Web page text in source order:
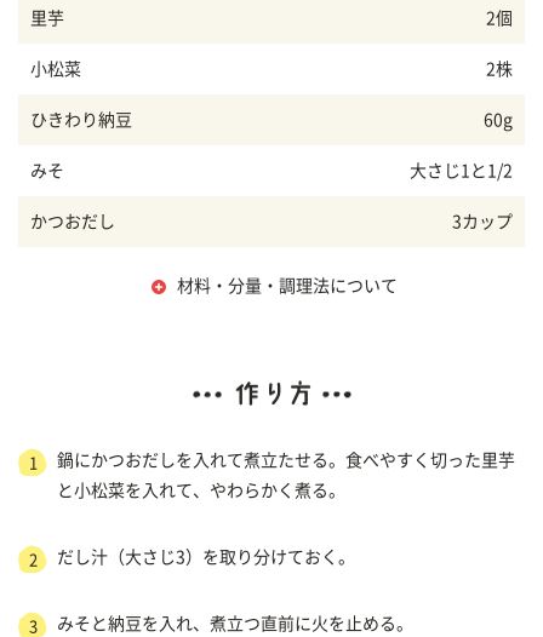
里芋 2個
小松菜 2株
ひきわり納豆 60g
みそ 大さじ1と1/2
かつおだし 3カップ
材料・分量・調理法について
1
鍋にかつおだしを入れて煮立たせる。食べやすく切った里芋
と小松菜を入れて、やわらかく煮る。
2 だし汁（大さじ3）を取り分けておく。
3 みそと納豆を入れ、煮立つ直前に火を止める。